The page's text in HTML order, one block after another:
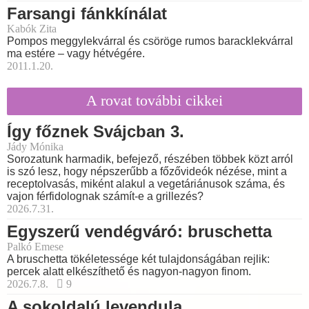
Farsangi fánkkínálat
Kabók Zita
Pompos meggylekvárral és csöröge rumos baracklekvárral
ma estére – vagy hétvégére.
2011.1.20.
A rovat további cikkei
Így főznek Svájcban 3.
Jády Mónika
Sorozatunk harmadik, befejező, részében többek közt arról
is szó lesz, hogy népszerűbb a főzővideók nézése, mint a
receptolvasás, miként alakul a vegetáriánusok száma, és
vajon férfidolognak számít-e a grillezés?
2026.7.31.
Egyszerű vendégváró: bruschetta
Palkó Emese
A bruschetta tökéletessége két tulajdonságában rejlik:
percek alatt elkészíthető és nagyon-nagyon finom.
2026.7.8.
9